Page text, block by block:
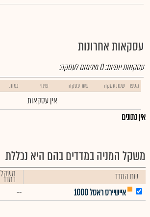
עסקאות אחרונות
עסקאות יומיות:0מינימום לעסקה:
מספר שעת עסקה שער עסקה שינוי כמות
אין עסקאות
אין נתונים
משקל המניה במדדים בהם היא נכללת
שם המדד משקל
במדד
איישיירס ראסל 1000
--